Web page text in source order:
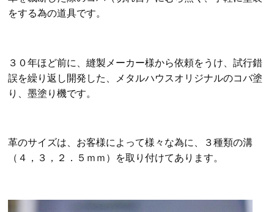
をする為の道具です。
３０年ほど前に、縫製メーカー様から依頼をうけ、試行錯
誤を繰り返し開発した、メタルハウスオリジナルのコバ塗
り、墨塗り機です。
革のサイズは、お客様によって様々な為に、３種類の溝
（４，３，２．５ｍｍ）を取り付けてあります。